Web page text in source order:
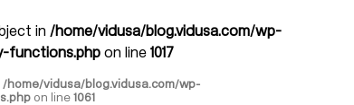
in /home/vidusa/blog.vidusa.com/wp-
functions.php on line 1017
/home/vidusa/blog.vidusa.com/wp-
on line 1061